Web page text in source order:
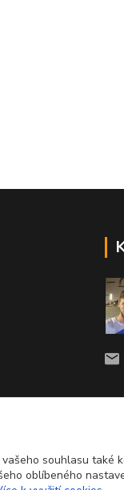
souhlasu také
oblíbeného